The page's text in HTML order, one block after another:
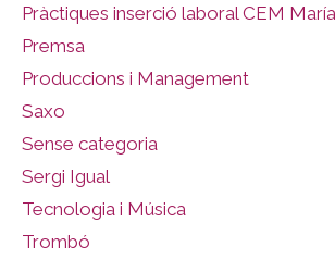
Pràctiques inserció laboral CEM
Premsa
Produccions i Management
Saxo
Sense categoria
Sergi Igual
Tecnologia i Música
Trombó